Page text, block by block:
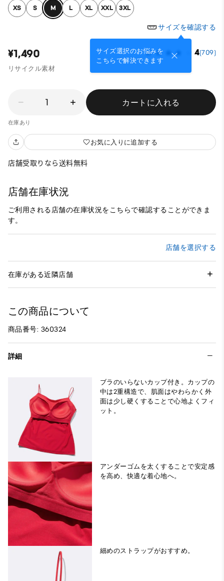
XS S M L XL XXL 3XL
サイズを確認する
サイズ選択のお悩みを
こちらで解決できます
¥1,490 4(709)
リサイクル素材
1 カートに入れる
在庫あり
お気に入りに追加する
店舗受取りなら送料無料
店舗在庫状況
ご利用される店舗の在庫状況をこちらで確認することができま
す。
店舗を選択する
在庫がある近隣店舗
この商品について
商品番号: 360324
詳細
ブラのいらないカップ付き。カップの
中は2重構造で、肌面はやわらかく外
面は少し硬くすることで心地よくフィ
ット。
アンダーゴムを太くすることで安定感
を高め、快適な着心地へ。
細めのストラップがおすすめ。